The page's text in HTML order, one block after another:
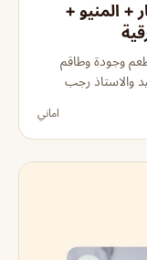
+ المنيو +
وجودة وطاقم
والاستاذ رجب
اماني